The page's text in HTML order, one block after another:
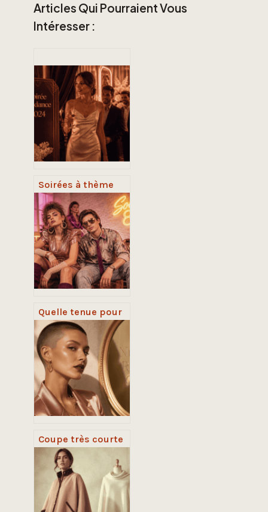
Articles Qui Pourraient Vous
Intéresser :
Soirées à thème
2024 : 4 concepts
immersifs pour
garantir l’adhésion
de vos invités
Quelle tenue pour
une soirée années
80 ? Couleurs fluo,
épaulettes et
accessoires cultes
Coupe très courte
avec nuque rasée :
transformer son
style, alléger sa
chevelure et
sculpter son